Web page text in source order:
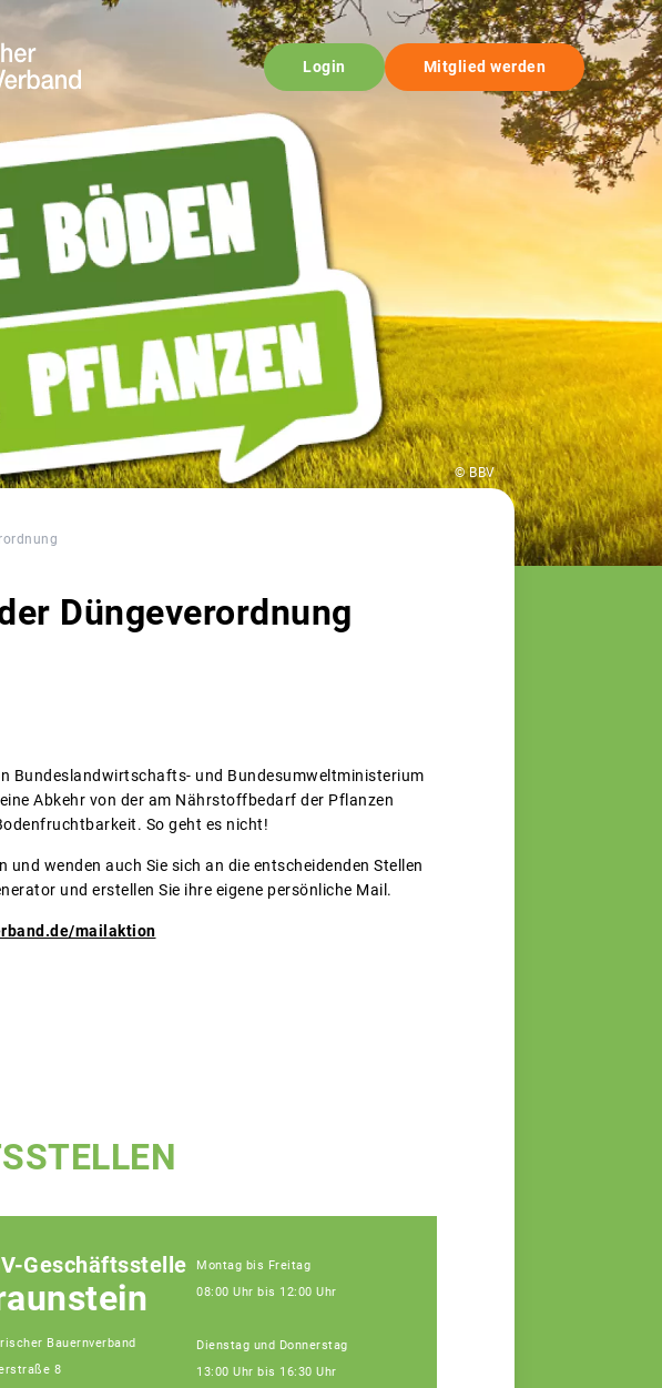
Login Mitglied werden
© BBV
Düngeverordnung
Bundeslandwirtschafts- und Bundesumweltministerium
Abkehr von der am Nährstoffbedarf der Pflanzen
So geht es nicht!
wenden auch Sie sich an die entscheidenden Stellen
und erstellen Sie ihre eigene persönliche Mail.
mailaktion
Geschäftsstelle
Bauernverband
8
Montag bis Freitag
08:00 Uhr bis 12:00 Uhr
Dienstag und Donnerstag
13:00 Uhr bis 16:30 Uhr